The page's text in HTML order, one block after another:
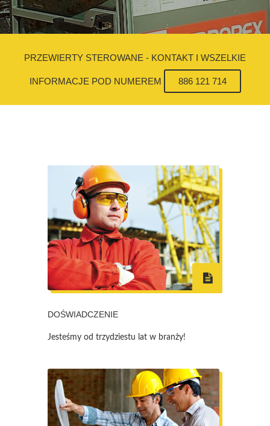
PRZEWIERTY STEROWANE - KONTAKT I WSZELKIE
INFORMACJE POD NUMEREM 886 121 714
DOŚWIADCZENIE
Jesteśmy od trzydziestu lat w branży!